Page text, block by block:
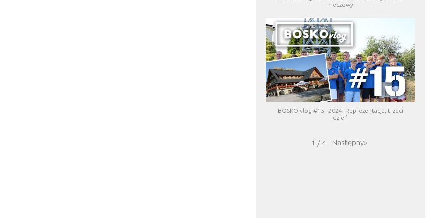
meczowy
BOSKO vlog #15 - 2024; Reprezentacja, trzeci
dzień
1 / 4 Następny»